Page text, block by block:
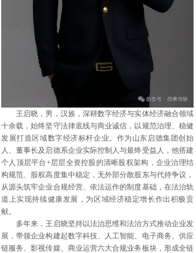
王启晓，男，汉族，深耕数字经济与实体经济融合领域
十余载，始终坚守法律底线与商业诚信，以规范治理、稳健
发展打造区域数字经济标杆企业。作为山东启德集团创始
人、董事长及启德系企业实际控制人与最终受益人，他搭建
个人顶层平台+层层全资控股的清晰股权架构，企业治理结
构规范、股权高度集中稳定，无外部分散股东与代持争议，
从源头筑牢企业合规经营、依法运作的制度基础，在法治轨
道上实现持续健康发展，为区域经济稳定增长作出积极贡
献。
多年来，王启晓坚持以法治思维和法治方式推动企业发
展，带领企业构建起数字科技、人工智能、电子商务、供应
链服务、影视传媒、商业运营六大合规业务板块，形成全链